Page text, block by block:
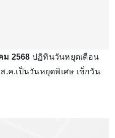
ม 2568 ปฏิทินวันหยุดเดือน
.ค.เป็นวันหยุดพิเศษ เช็กวัน